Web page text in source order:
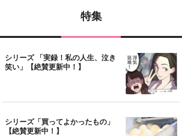
特集
シリーズ 「実録！私の人生、泣き
笑い」【絶賛更新中！】
シリーズ「買ってよかったもの」
【絶賛更新中！】